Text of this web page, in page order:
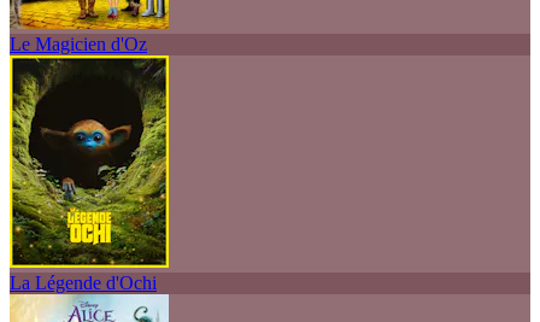
Le Magicien d'Oz
La Légende d'Ochi